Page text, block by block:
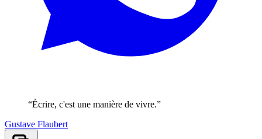
“Écrire, c'est une manière de vivre.”
Gustave Flaubert